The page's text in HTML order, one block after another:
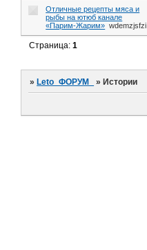
Отличные рецепты мяса и
рыбы на ютюб канале
«Парим-Жарим» wdemzjsfzi
Страница:1
»Leto_ФОРУМ_ »Истории